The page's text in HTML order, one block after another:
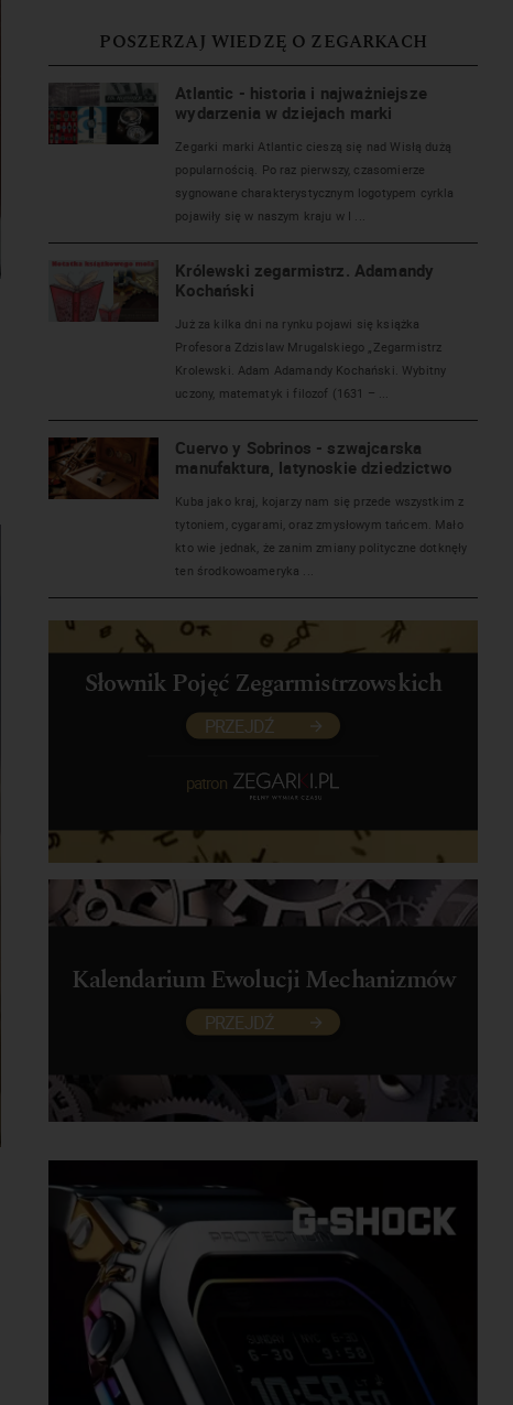
POSZERZAJ WIEDZĘ O ZEGARKACH
Atlantic - historia i najważniejsze
wydarzenia w dziejach marki
Zegarki marki Atlantic cieszą się nad Wisłą dużą
popularnością. Po raz pierwszy, czasomierze
sygnowane charakterystycznym logotypem cyrkla
pojawiły się w naszym kraju w I ...
Królewski zegarmistrz. Adamandy
Kochański
Już za kilka dni na rynku pojawi się książka
Profesora Zdzislaw Mrugalskiego „Zegarmistrz
Krolewski. Adam Adamandy Kochański. Wybitny
uczony, matematyk i filozof (1631 – ...
Cuervo y Sobrinos - szwajcarska
manufaktura, latynoskie dziedzictwo
Kuba jako kraj, kojarzy nam się przede wszystkim z
tytoniem, cygarami, oraz zmysłowym tańcem. Mało
kto wie jednak, że zanim zmiany polityczne dotknęły
ten środkowoameryka ...
Słownik Pojęć Zegarmistrzowskich
PRZEJDŹ
patron
Kalendarium Ewolucji Mechanizmów
PRZEJDŹ